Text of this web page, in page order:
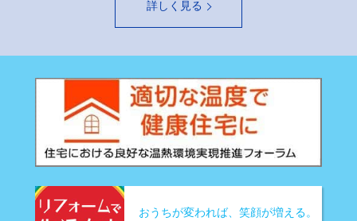
詳しく見る
おうちが変われば、笑顔が増える。